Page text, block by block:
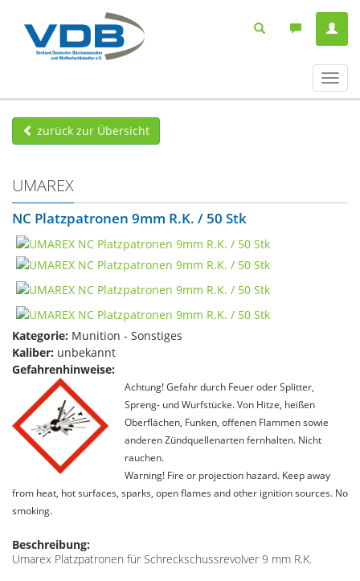
ein-/
zurück zur Übersicht
UMAREX
NC Platzpatronen 9mm R.K. / 50 Stk
Kategorie: Munition - Sonstiges
Kaliber: unbekannt
Gefahrenhinweise:
Achtung! Gefahr durch Feuer oder Splitter,
Spreng- und Wurfstücke. Von Hitze, heißen
Oberflächen, Funken, offenen Flammen sowie
anderen Zündquellenarten fernhalten. Nicht
rauchen.
Warning! Fire or projection hazard. Keep away
from heat, hot surfaces, sparks, open flames and other ignition sources. No
smoking.
Beschreibung:
Umarex Platzpatronen für Schreckschussrevolver 9 mm R.K.